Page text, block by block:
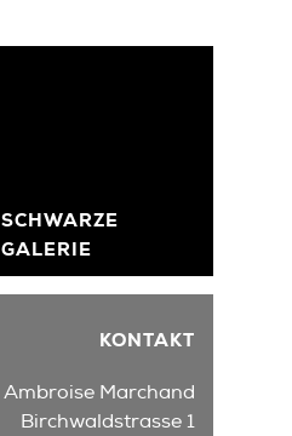
SCHWARZE
GALERIE
KONTAKT
Ambroise Marchand
Birchwaldstrasse 1